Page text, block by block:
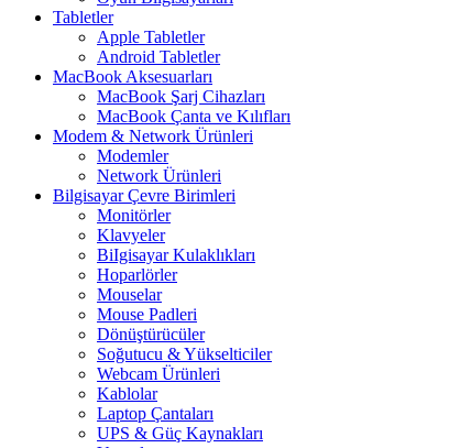
Tabletler
Apple Tabletler
Android Tabletler
MacBook Aksesuarları
MacBook Şarj Cihazları
MacBook Çanta ve Kılıfları
Modem & Network Ürünleri
Modemler
Network Ürünleri
Bilgisayar Çevre Birimleri
Monitörler
Klavyeler
BiIgisayar Kulaklıkları
Hoparlörler
Mouselar
Mouse Padleri
Dönüştürücüler
Soğutucu & Yükselticiler
Webcam Ürünleri
Kablolar
Laptop Çantaları
UPS & Güç Kaynakları